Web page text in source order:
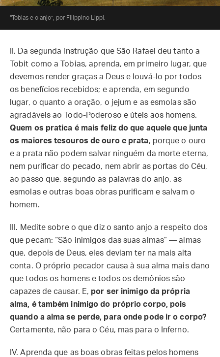
“Tobias e o anjo”, por Filippino Lippi.
II. Da segunda instrução que São Rafael deu tanto a
Tobit como a Tobias, aprenda, em primeiro lugar, que
devemos render graças a Deus e louvá-lo por todos
os benefícios recebidos; e aprenda, em segundo
lugar, o quanto a oração, o jejum e as esmolas são
agradáveis ao Todo-Poderoso e úteis aos homens.
Quem os pratica é mais feliz do que aquele que junta
os maiores tesouros de ouro e prata, porque o ouro
e a prata não podem salvar ninguém da morte eterna,
nem purificar do pecado, nem abrir as portas do Céu,
ao passo que, segundo as palavras do anjo, as
esmolas e outras boas obras purificam e salvam o
homem.
III. Medite sobre o que diz o santo anjo a respeito dos
que pecam: “São inimigos das suas almas” — almas
que, depois de Deus, eles deviam ter na mais alta
conta. O próprio pecador causa à sua alma mais dano
que todos os homens e todos os demônios são
capazes de causar. E, por ser inimigo da própria
alma, é também inimigo do próprio corpo, pois
quando a alma se perde, para onde pode ir o corpo?
Certamente, não para o Céu, mas para o Inferno.
IV. Aprenda que as boas obras feitas pelos homens